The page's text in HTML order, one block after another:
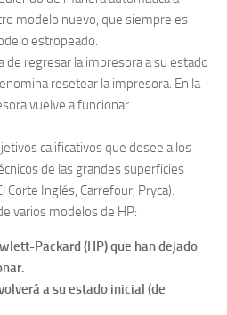
modelo nuevo, que siempre es
estropeado.
de regresar la impresora a su estado
resetear la impresora. En la
vuelve a funcionar
calificativos que desee a los
de las grandes superficies
Corte Inglés, Carrefour, Pryca).
varios modelos de HP:
Packard (HP) que han dejado
a su estado inicial (de